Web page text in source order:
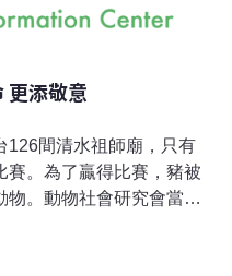
更添敬意
126間清水祖師廟，只有
賽。為了贏得比賽，豬被
物。動物社會研究會當天
廟取消神豬重量比賽。15